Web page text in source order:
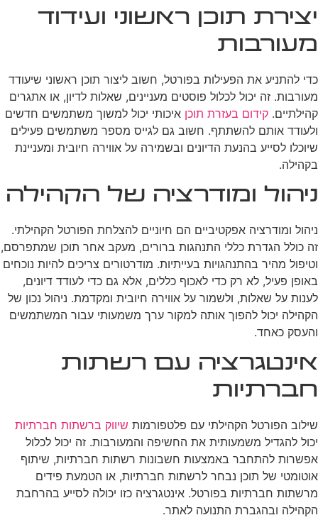
יצירת תוכן ראשוני ועידוד
מעורבות
כדי להתניע את הפעילות בפורטל, חשוב ליצור תוכן ראשוני שיעודד
מעורבות. זה יכול לכלול פוסטים מעניינים, שאלות לדיון, או אתגרים
קהילתיים. קידום בעזרת תוכן איכותי יכול למשוך משתמשים חדשים
ולעודד אותם להשתתף. חשוב גם לגייס מספר משתמשים פעילים
שיוכלו לסייע בהנעת הדיונים ובשמירה על אווירה חיובית ומעניינת
בקהילה.
ניהול ומודרציה של הקהילה
ניהול ומודרציה אפקטיביים הם חיוניים להצלחת הפורטל הקהילתי.
זה כולל הגדרת כללי התנהגות ברורים, מעקב אחר תוכן שמתפרסם,
וטיפול מהיר בהתנהגויות בעייתיות. מודרטורים צריכים להיות נוכחים
באופן פעיל, לא רק כדי לאכוף כללים, אלא גם כדי לעודד דיונים,
לענות על שאלות, ולשמור על אווירה חיובית ומקדמת. ניהול נכון של
הקהילה יכול להפוך אותה למקור ערך משמעותי עבור המשתמשים
והעסק כאחד.
אינטגרציה עם רשתות
חברתיות
שילוב הפורטל הקהילתי עם פלטפורמות שיווק ברשתות חברתיות
יכול להגדיל משמעותית את החשיפה והמעורבות. זה יכול לכלול
אפשרות להתחבר באמצעות חשבונות רשתות חברתיות, שיתוף
אוטומטי של תוכן נבחר לרשתות חברתיות, או הטמעת פידים
מרשתות חברתיות בפורטל. אינטגרציה כזו יכולה לסייע בהרחבת
הקהילה ובהגברת התנועה לאתר.